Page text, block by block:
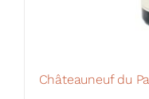
Châteauneuf du